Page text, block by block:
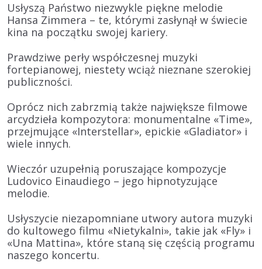
Usłyszą Państwo niezwykle piękne melodie
Hansa Zimmera – te, którymi zasłynął w świecie
kina na początku swojej kariery.
Prawdziwe perły współczesnej muzyki
fortepianowej, niestety wciąż nieznane szerokiej
publiczności.
Oprócz nich zabrzmią także największe filmowe
arcydzieła kompozytora: monumentalne «Time»,
przejmujące «Interstellar», epickie «Gladiator» i
wiele innych.
Wieczór uzupełnią poruszające kompozycje
Ludovico Einaudiego – jego hipnotyzujące
melodie.
Usłyszycie niezapomniane utwory autora muzyki
do kultowego filmu «Nietykalni», takie jak «Fly» i
«Una Mattina», które staną się częścią programu
naszego koncertu.